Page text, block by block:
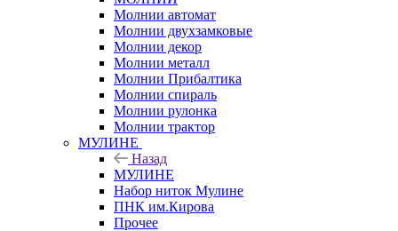
Молнии автомат
Молнии двухзамковые
Молнии декор
Молнии металл
Молнии Прибалтика
Молнии спираль
Молнии рулонка
Молнии трактор
МУЛИНЕ
Назад
МУЛИНЕ
Набор ниток Мулине
ПНК им.Кирова
Прочее